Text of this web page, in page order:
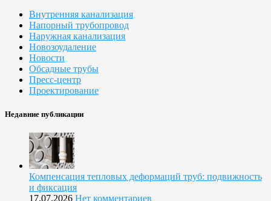
Внутренняя канализация
Напорный трубопровод
Наружная канализация
Новозоудаление
Новости
Обсадные трубы
Пресс-центр
Проектирование
Недавние публикации
Компенсация тепловых деформаций труб: подвижность
и фиксация
17.07.2026 Нет комментариев